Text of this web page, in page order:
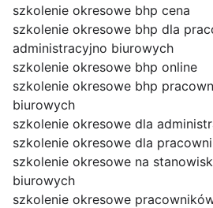
szkolenie okresowe bhp cena
szkolenie okresowe bhp dla
administracyjno biurowych
szkolenie okresowe bhp online
szkolenie okresowe bhp
biurowych
szkolenie okresowe dla
szkolenie okresowe dla
szkolenie okresowe na
biurowych
szkolenie okresowe